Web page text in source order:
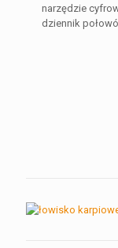
narzędzie
dziennik